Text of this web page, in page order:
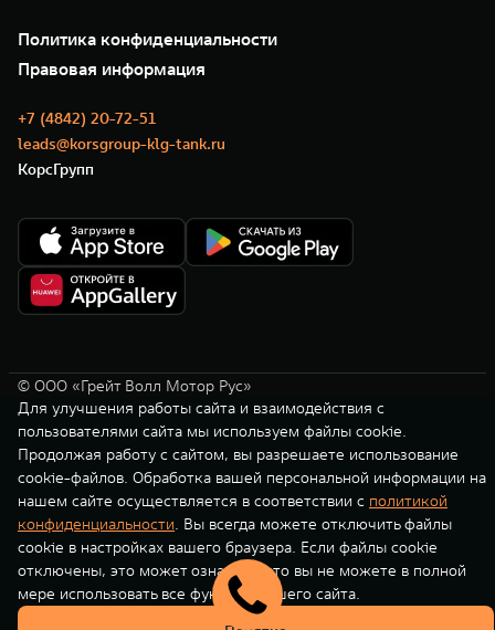
Сервис
Нулевое ТО
Моторные масла
35 лет GWM
GWM ТЕХ ДЕНЬ
Новости
Политика конфиденциальности
Правовая информация
+7 (4842) 20-72-51
leads@korsgroup-klg-tank.ru
КорсГрупп
© ООО «Грейт Волл Мотор Рус»
Для улучшения работы сайта и взаимодействия с
пользователями сайта мы используем файлы cookie.
Продолжая работу с сайтом, вы разрешаете использование
cookie-файлов. Обработка вашей персональной информации на
нашем сайте осуществляется в соответствии с политикой
конфиденциальности. Вы всегда можете отключить файлы
cookie в настройках вашего браузера. Если файлы cookie
отключены, это может означать, что вы не можете в полной
мере использовать все функции нашего сайта.